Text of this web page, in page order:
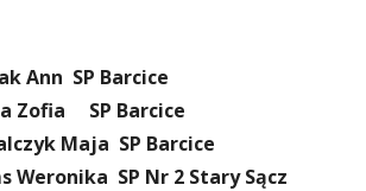
Ann SP Barcice
Zofia SP Barcice
Maja SP Barcice
Weronika SP Nr 2 Stary Sącz